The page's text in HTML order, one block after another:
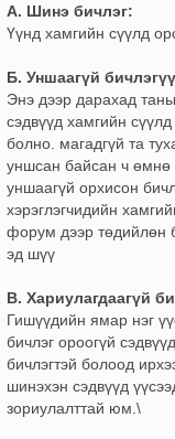
А. Шинэ бичлэг:
Үүнд хамгийн сүүлд
Б. Уншаагүй
Энэ дээр дарахад
сэдвүүд хамгийн
болно. магадгүй та
уншсан байсан ч өмнө
уншаагүй орхисон
хэрэглэгчидийн
форум дээр төдийлөн
эд шүү
В. Хариулагдаагүй
Гишүүдийн ямар нэг
бичлэг ороогүй
бичлэгтэй болоод
шинэхэн сэдвүүд
зориулалттай юм.\